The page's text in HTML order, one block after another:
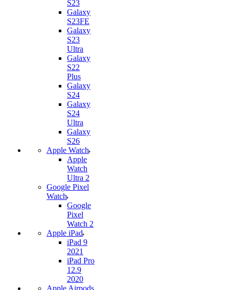
S23
Galaxy
S23FE
Galaxy
S23
Ultra
Galaxy
S22
Plus
Galaxy
S24
Galaxy
S24
Ultra
Galaxy
S26
Apple Watch
Apple
Watch
Ultra 2
Google Pixel
Watch
Google
Pixel
Watch 2
Apple iPad
iPad 9
2021
iPad Pro
12.9
2020
Apple Airpods